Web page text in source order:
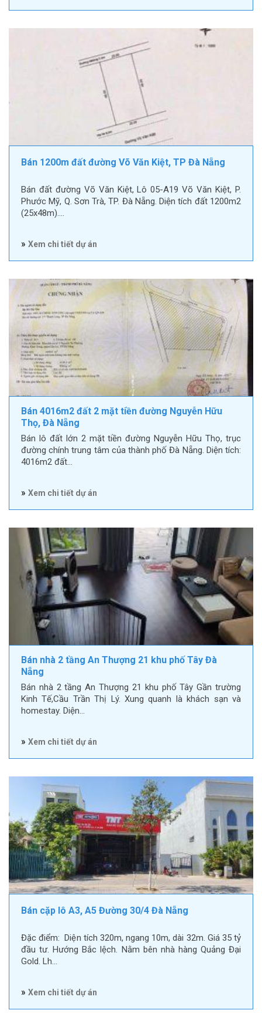
Bán 1200m đất đường Võ Văn Kiệt, TP Đà Nẵng
Bán đất đường Võ Văn Kiệt, Lô 05-A19 Võ Văn Kiệt, P.
Phước Mỹ, Q. Sơn Trà, TP. Đà Nẵng. Diện tích đất 1200m2
(25x48m).…
» Xem chi tiết dự án
Bán 4016m2 đất 2 mặt tiền đường Nguyễn Hữu
Thọ, Đà Nẵng
Bán lô đất lớn 2 mặt tiền đường Nguyễn Hữu Thọ, trục
đường chính trung tâm của thành phố Đà Nẵng. Diện tích:
4016m2 đất…
» Xem chi tiết dự án
Bán nhà 2 tầng An Thượng 21 khu phố Tây Đà
Nẵng
Bán nhà 2 tầng An Thượng 21 khu phố Tây Gần trường
Kinh Tế,Cầu Trần Thị Lý. Xung quanh là khách sạn và
homestay. Diện…
» Xem chi tiết dự án
Bán cặp lô A3, A5 Đường 30/4 Đà Nẵng
Đặc điểm: Diện tích 320m, ngang 10m, dài 32m. Giá 35 tỷ
đầu tư. Hướng Bắc lệch. Nằm bên nhà hàng Quảng Đại
Gold. Lh…
» Xem chi tiết dự án